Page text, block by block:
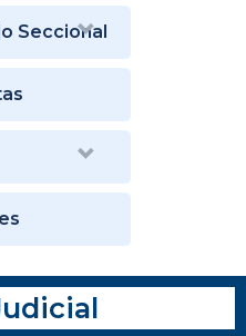
Seccional